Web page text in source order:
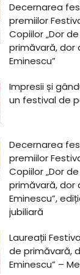
Decernarea
premiilor
Copiilor „Dor de
primăvară, dor
Eminescu”
Impresii și
un festival de
Decernarea
premiilor
Copiilor „Dor de
primăvară, dor
Eminescu”,
jubiliară
Laureații
de primăvară,
Eminescu” –